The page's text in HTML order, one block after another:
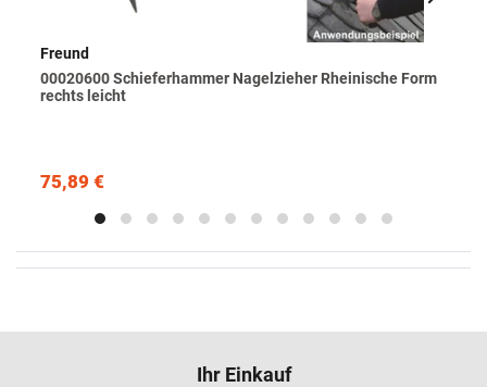
Freund
00020600 Schieferhammer Nagelzieher Rheinische Form
rechts leicht
75,89 €
Ihr Einkauf